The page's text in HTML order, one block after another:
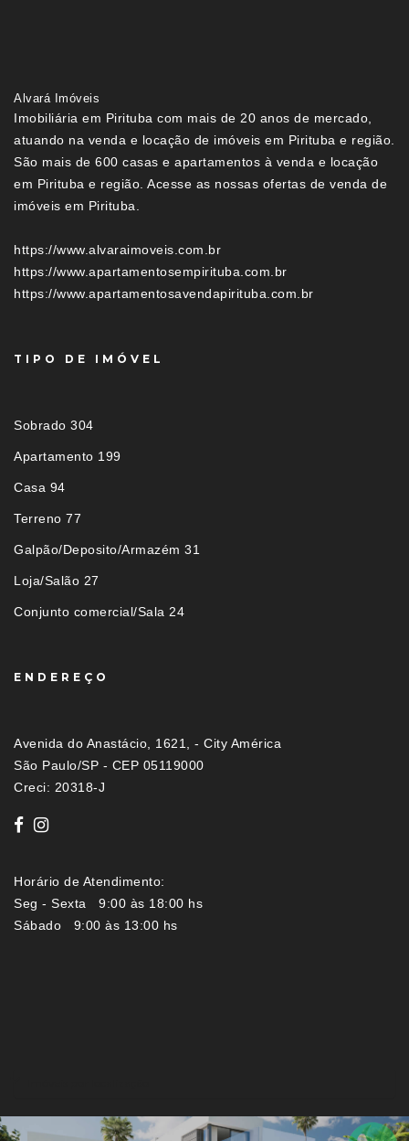
Alvará Imóveis
Imobiliária em Pirituba com mais de 20 anos de mercado,
atuando na venda e locação de imóveis em Pirituba e região.
São mais de 600 casas e apartamentos à venda e locação
em Pirituba e região. Acesse as nossas ofertas de venda de
imóveis em Pirituba.
https://www.alvaraimoveis.com.br
https://www.apartamentosempirituba.com.br
https://www.apartamentosavendapirituba.com.br
TIPO DE IMÓVEL
Sobrado 304
Apartamento 199
Casa 94
Terreno 77
Galpão/Deposito/Armazém 31
Loja/Salão 27
Conjunto comercial/Sala 24
ENDEREÇO
Avenida do Anastácio, 1621, - City América
São Paulo/SP - CEP 05119000
Creci: 20318-J
Horário de Atendimento:
Seg - Sexta 9:00 às 18:00 hs
Sábado 9:00 às 13:00 hs